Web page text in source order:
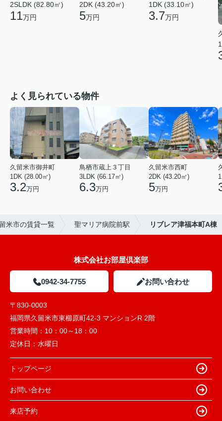
2SLDK (82.80㎡)
11万円
2DK (43.20㎡)
5万円
1DK (33.10㎡)
3.7万円
よく見られている物件
久留米市御井町
1DK (28.00㎡)
3.2万円
鳥栖市蔵上３丁目
3LDK (66.17㎡)
6.3万円
久留米市西町
2DK (43.20㎡)
5万円
米市の賃貸一覧 聖マリア病院前駅 リブレア津福本町A棟
株式会社お部屋倶楽部
0942-34-7755 お問い合わせ
〒830-0003
福岡県久留米市東櫛原町42-3 マンションR 2階
営業時間： 10：00～18：00
定休日： 水曜日
トップページ
お問い合わせ
来店予約